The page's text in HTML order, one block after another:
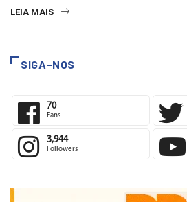
LEIA MAIS
SIGA-NOS
70
Fans
3,944
Followers